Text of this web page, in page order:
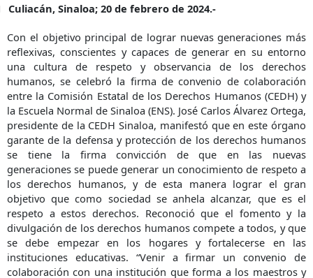
Culiacán, Sinaloa; 20 de febrero de 2024.-
Con el objetivo principal de lograr nuevas generaciones más
reflexivas, conscientes y capaces de generar en su entorno
una cultura de respeto y observancia de los derechos
humanos, se celebró la firma de convenio de colaboración
entre la Comisión Estatal de los Derechos Humanos (CEDH) y
la Escuela Normal de Sinaloa (ENS). José Carlos Álvarez Ortega,
presidente de la CEDH Sinaloa, manifestó que en este órgano
garante de la defensa y protección de los derechos humanos
se tiene la firma convicción de que en las nuevas
generaciones se puede generar un conocimiento de respeto a
los derechos humanos, y de esta manera lograr el gran
objetivo que como sociedad se anhela alcanzar, que es el
respeto a estos derechos. Reconoció que el fomento y la
divulgación de los derechos humanos compete a todos, y que
se debe empezar en los hogares y fortalecerse en las
instituciones educativas. “Venir a firmar un convenio de
colaboración con una institución que forma a los maestros y